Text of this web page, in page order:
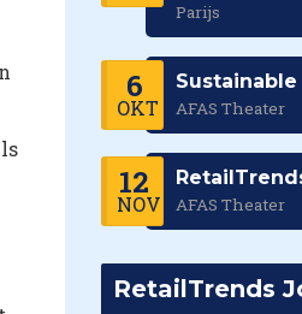
Parijs
6
OKT
Sustainable
AFAS Theater
12
NOV AFAS Theater
RetailTrends